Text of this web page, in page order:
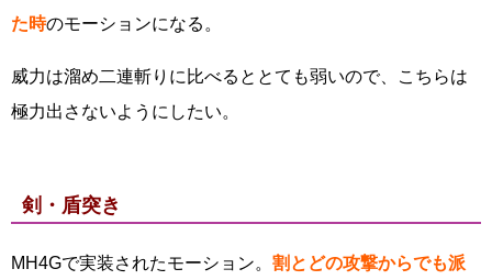
た時のモーションになる。
威力は溜め二連斬りに比べるととても弱いので、こちらは
極力出さないようにしたい。
剣・盾突き
MH4Gで実装されたモーション。 割とどの攻撃からでも派